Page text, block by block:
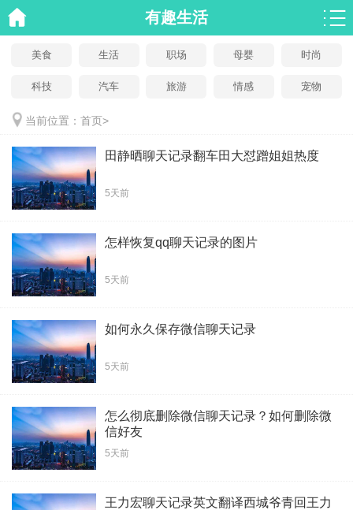
有趣生活
美食 生活 职场 母婴 时尚
科技 汽车 旅游 情感 宠物
当前位置： 首页>
田静晒聊天记录翻车田大怼蹭姐姐热度
5天前
怎样恢复qq聊天记录的图片
5天前
如何永久保存微信聊天记录
5天前
怎么彻底删除微信聊天记录？如何删除微
信好友
5天前
王力宏聊天记录英文翻译西城爷青回王力